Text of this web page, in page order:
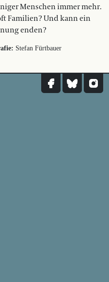
Menschen immer mehr.
Familien? Und kann ein
enden?
Stefan Fürtbauer